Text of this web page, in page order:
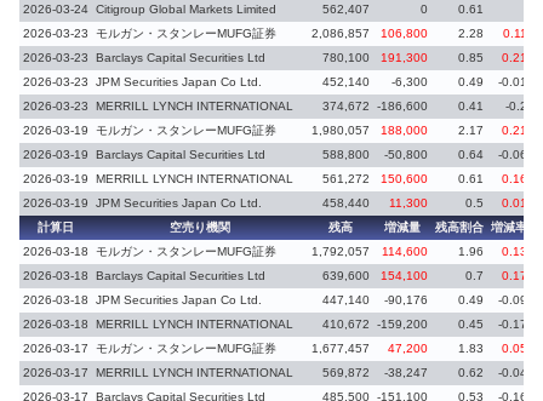
2026-03-24 Citigroup Global Markets Limited 562,407 0 0.61
2026-03-23 モルガン・スタンレーMUFG証券 2,086,857 106,800 2.28
0.11
2026-03-23
Barclays Capital Securities Ltd 780,100 191,300 0.85
0.21
2026-03-23
JPM Securities Japan Co Ltd. 452,140 -6,300 0.49 -0.01
2026-03-23 MERRILL LYNCH INTERNATIONAL 374,672 -186,600 0.41 -0.2
2026-03-19 モルガン・スタンレーMUFG証券 1,980,057 188,000 2.17
0.21
2026-03-19
Barclays Capital Securities Ltd 588,800 -50,800 0.64
-0.06
2026-03-19
MERRILL LYNCH INTERNATIONAL 561,272 150,600 0.61 0.16
2026-03-19 JPM Securities Japan Co Ltd. 458,440 11,300 0.5 0.01
計算日 空売り機関 残高 増減量 残高割合 増減率
2026-03-18
モルガン・スタンレーMUFG証券 1,792,057 114,600 1.96
0.13
2026-03-18
Barclays Capital Securities Ltd 639,600 154,100 0.7
0.17
2026-03-18
JPM Securities Japan Co Ltd. 447,140 -90,176 0.49 -0.09
2026-03-18 MERRILL LYNCH INTERNATIONAL 410,672 -159,200 0.45 -0.17
2026-03-17 モルガン・スタンレーMUFG証券 1,677,457 47,200 1.83
0.05
2026-03-17
MERRILL LYNCH INTERNATIONAL 569,872 -38,247 0.62
-0.04
2026-03-17
Barclays Capital Securities Ltd 485,500 -151,100 0.53 -0.16